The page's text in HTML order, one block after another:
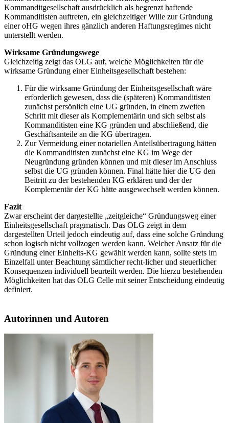
Kommanditgesellschaft ausdrücklich als begrenzt haftende
Kommanditisten auftreten, ein gleichzeitiger Wille zur Gründung
einer oHG wegen ihres gänzlich anderen Haftungsregimes nicht
unterstellt werden.
Wirksame Gründungswege
Gleichzeitig zeigt das OLG auf, welche Möglichkeiten für die
wirksame Gründung einer Einheitsgesellschaft bestehen:
Für die wirksame Gründung der Einheitsgesellschaft wäre
erforderlich gewesen, dass die (späteren) Kommanditisten
zunächst persönlich eine UG gründen, in einem zweiten
Schritt mit dieser als Komplementärin und sich selbst als
Kommanditisten eine KG gründen und abschließend, die
Geschäftsanteile an die KG übertragen.
Zur Vermeidung einer notariellen Anteilsübertragung hätten
die Kommanditisten zunächst eine KG im Wege der
Neugründung gründen können und mit dieser im Anschluss
selbst die UG gründen können. Final hätte hier die UG den
Beitritt zu der bestehenden KG erklären und der der
Komplementär der KG hätte ausgewechselt werden können.
Fazit
Zwar erscheint der dargestellte „zeitgleiche“ Gründungsweg einer
Einheitsgesellschaft pragmatisch. Das OLG zeigt in dem
dargestellten Urteil jedoch eindeutig auf, dass eine solche Gründung
schon logisch nicht vollzogen werden kann. Welcher Ansatz für die
Gründung einer Einheits-KG gewählt werden kann, sollte stets im
Einzelfall unter Beachtung sämtlicher recht-licher und steuerlicher
Konsequenzen individuell beurteilt werden. Die hierzu bestehenden
Möglichkeiten hat das OLG Celle mit seiner Entscheidung eindeutig
definiert.
Autorinnen und Autoren